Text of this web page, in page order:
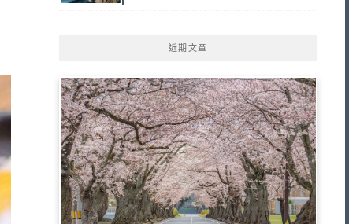
近期文章